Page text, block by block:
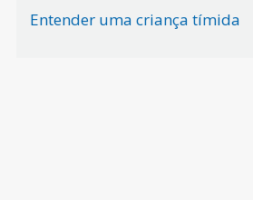
Entender uma criança tímida